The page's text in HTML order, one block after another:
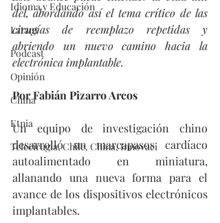
Idioma y Educación
Latam
Podcast
Opinión
China
Etnia
Telecirugía, Chile, China, Innovaci
del, abordando así el tema crítico de las
cirugías de reemplazo repetidas y
abriendo un nuevo camino hacia la
electrónica implantable.
Por Fabián Pizarro Arcos
Un equipo de investigación chino
desarrolló un marcapasos cardíaco
autoalimentado en miniatura,
allanando una nueva forma para el
avance de los dispositivos electrónicos
implantables.